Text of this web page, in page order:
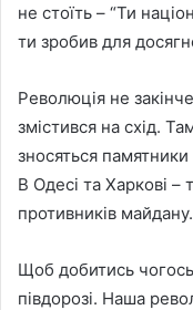
не стоїть – “Ти
ти зробив для
Революція не
змістився на схід.
зносяться
В Одесі та Харкові –
противників майдану.
Щоб добитись
півдорозі. Наша